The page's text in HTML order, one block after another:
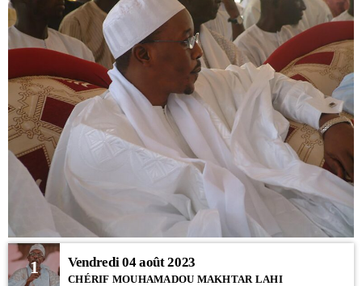
1 Vendredi 04 août 2023
CHÉRIF MOUHAMADOU MAKHTAR LAHI